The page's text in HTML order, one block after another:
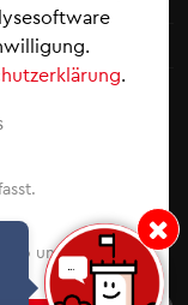
.
und Video.Taxi
Hinweis: Hallo
Sieunsere